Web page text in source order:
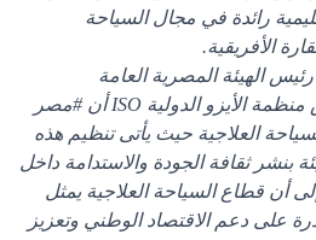
رائدة في مجال السياحة
الأفريقية.
رئيس الهيئة المصرية العامة
الأيزو الدولية ISOأن#مصر
العلاجية حيث يأتى تنظيم هذه
بنشر ثقافة الجودة والاستدامة داخل
أن قطاع السياحة العلاجية يمثل
على دعم الاقتصاد الوطني وتعزيز